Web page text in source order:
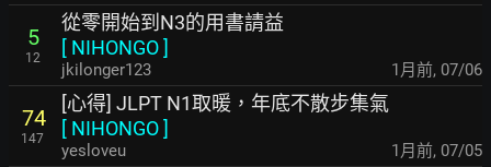
5
12
從零開始到N3的用書請益
[ NIHONGO]
jkilonger123 1月前, 07/06
74
147
[心得] JLPT N1取暖，年底不散步集氣
[ NIHONGO]
yesloveu 1月前, 07/05